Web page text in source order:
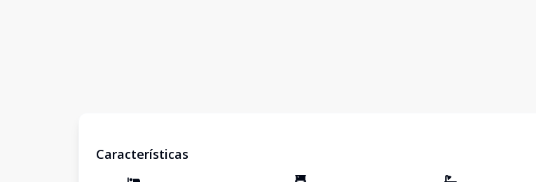
Características